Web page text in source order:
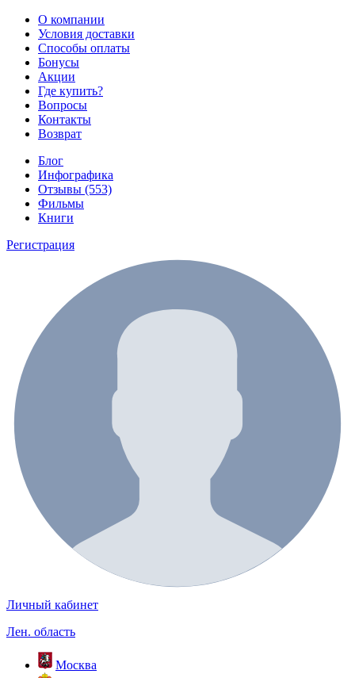
О компании
Условия доставки
Способы оплаты
Бонусы
Акции
Где купить?
Вопросы
Контакты
Возврат
Блог
Инфографика
Отзывы (553)
Фильмы
Книги
Регистрация
Личный кабинет
Лен. область
Москва